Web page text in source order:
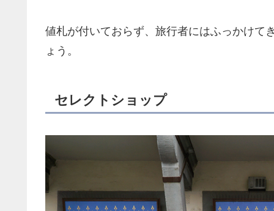
値札が付いておらず、旅行者にはふっかけて
ょう。
セレクトショップ